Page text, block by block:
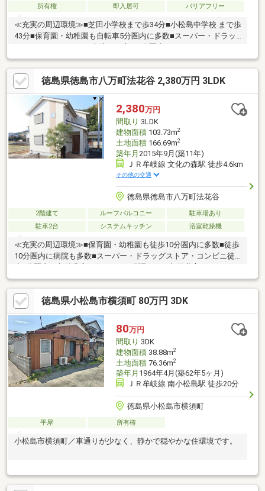
所有権 即入居可 バリアフリー
≪充実の周辺環境≫■芝田小学校まで歩34分■小松島中学校 まで歩
43分■保育園・幼稚園も自転車5分圏内に多数■スーパー・ドラッ
徳島県徳島市八万町法花谷 2,380万円 3LDK
2,380万円
間取り 3LDK
建物面積103.73m2
土地面積166.69m2
築年月 2015年9月(築11年)
ＪＲ牟岐線 文化の森駅 徒歩4.6km
その他の交通
徳島県徳島市八万町法花谷
2階建て ルーフバルコニー
駐車場あり
駐車2台
システムキッチン 浴室乾燥機
≪充実の周辺環境≫■保育園・幼稚園も徒歩10分圏内に多数■徒歩
10分圏内に病院も多数■スーパー・ドラッグストア・コンビニ徒
歩5分圏内≪収納豊富な住みやすい間取り≫■収納豊富な3LDK■雨
でも安心のインナーバルコニー本日ご案内可能です♪
徳島県小松島市横須町 80万円 3DK
80万円
間取り 3DK
建物面積38.88m2
土地面積76.36m2
築年月 1964年4月(築62年5ヶ月)
ＪＲ牟岐線 南小松島駅 徒歩20分
徳島県小松島市横須町
平屋 所有権
小松島市横須町／車通りが少なく、静かで穏やかな住環境です。